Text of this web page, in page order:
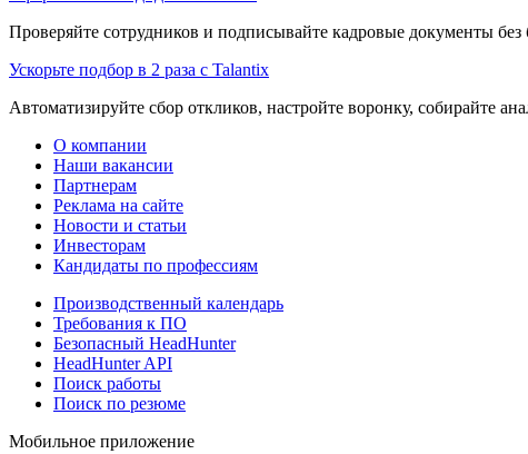
Проверяйте сотрудников и подписывайте кадровые документы
Ускорьте подбор в 2 раза с Talantix
Автоматизируйте сбор откликов, настройте воронку, собирайте
О компании
Наши вакансии
Партнерам
Реклама на сайте
Новости и статьи
Инвесторам
Кандидаты по профессиям
Производственный календарь
Требования к ПО
Безопасный HeadHunter
HeadHunter API
Поиск работы
Поиск по резюме
Мобильное приложение